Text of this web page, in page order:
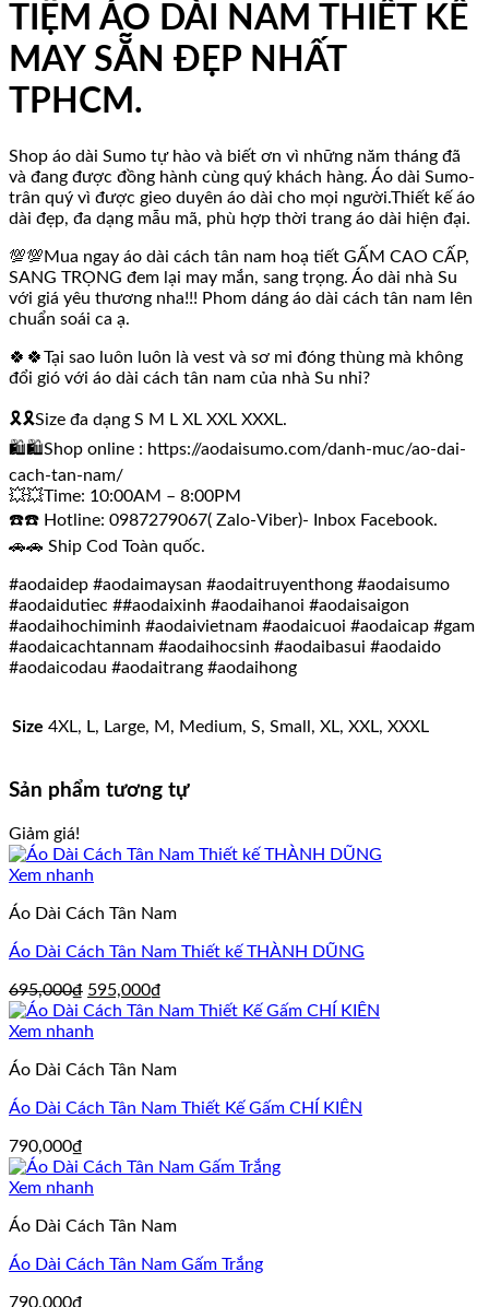
TIỆM ÁO DÀI NAM THIẾT KẾ
MAY SẴN ĐẸP NHẤT
TPHCM.
Shop áo dài Sumo tự hào và biết ơn vì những năm tháng đã
và đang được đồng hành cùng quý khách hàng. Áo dài Sumo-
trân quý vì được gieo duyên áo dài cho mọi người.Thiết kế áo
dài đẹp, đa dạng mẫu mã, phù hợp thời trang áo dài hiện đại.
💯💯Mua ngay áo dài cách tân nam hoạ tiết GẤM CAO CẤP,
SANG TRỌNG đem lại may mắn, sang trọng. Áo dài nhà Su
với giá yêu thương nha!!! Phom dáng áo dài cách tân nam lên
chuẩn soái ca ạ.
🍀🍀Tại sao luôn luôn là vest và sơ mi đóng thùng mà không
đổi gió với áo dài cách tân nam của nhà Su nhỉ?
🎗🎗Size đa dạng S M L XL XXL XXXL.
🛍🛍Shop online : https://aodaisumo.com/danh-muc/ao-dai-
cach-tan-nam/
💥💥Time: 10:00AM – 8:00PM
☎️☎️ Hotline: 0987279067( Zalo-Viber)- Inbox Facebook.
🚗🚗 Ship Cod Toàn quốc.
#aodaidep #aodaimaysan #aodaitruyenthong #aodaisumo
#aodaidutiec ##aodaixinh #aodaihanoi #aodaisaigon
#aodaihochiminh #aodaivietnam #aodaicuoi #aodaicap #gam
#aodaicachtannam #aodaihocsinh #aodaibasui #aodaido
#aodaicodau #aodaitrang #aodaihong
Size 4XL, L, Large, M, Medium, S, Small, XL, XXL, XXXL
Sản phẩm tương tự
Giảm giá!
Xem nhanh
Áo Dài Cách Tân Nam
Áo Dài Cách Tân Nam Thiết kế THÀNH DŨNG
695,000₫ Giá
gốc
là:
595,000₫
hiện
595,000₫.
Xem nhanh
Áo Dài Cách Tân Nam
Áo Dài Cách Tân Nam Thiết Kế Gấm CHÍ KIÊN
790,000₫
Xem nhanh
Áo Dài Cách Tân Nam
Áo Dài Cách Tân Nam Gấm Trắng
790,000₫